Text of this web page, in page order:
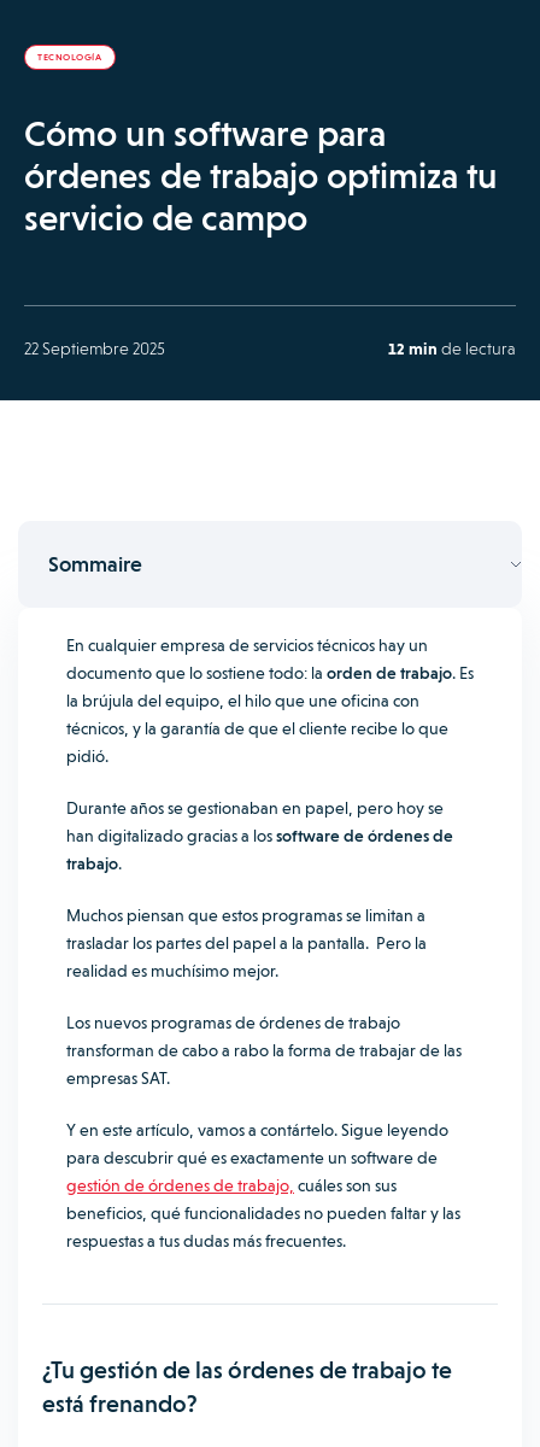
TECNOLOGÍA
Cómo un software para
órdenes de trabajo optimiza tu
servicio de campo
22 Septiembre 2025 12 min de lectura
Sommaire
En cualquier empresa de servicios técnicos hay un
documento que lo sostiene todo: la orden de trabajo. Es
la brújula del equipo, el hilo que une oficina con
técnicos, y la garantía de que el cliente recibe lo que
pidió.
Durante años se gestionaban en papel, pero hoy se
han digitalizado gracias a lossoftware de órdenes de
trabajo.
Muchos piensan que estos programas se limitan a
trasladar los partes del papel a la pantalla. Pero la
realidad es muchísimo mejor.
Los nuevos programas de órdenes de trabajo
transforman de cabo a rabo la forma de trabajar de las
empresas SAT.
Y en este artículo, vamos a contártelo. Sigue leyendo
para descubrir qué es exactamente un software de
gestión de órdenes de trabajo, cuáles son sus
beneficios, qué funcionalidades no pueden faltar y las
respuestas a tus dudas más frecuentes.
¿Tu gestión de las órdenes de trabajo te
está frenando?